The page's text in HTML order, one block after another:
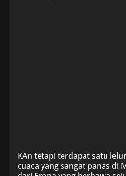
KAn tetapi terdapat satu
cuaca yang sangat panas di